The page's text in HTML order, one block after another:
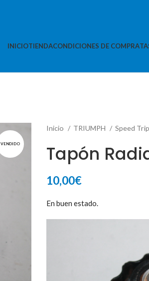
INICIOTIENDACONDICIONES DE COMPRA
VENDIDO
Inicio TRIUMPH Speed
Tapón
10,00€
En buen estado.